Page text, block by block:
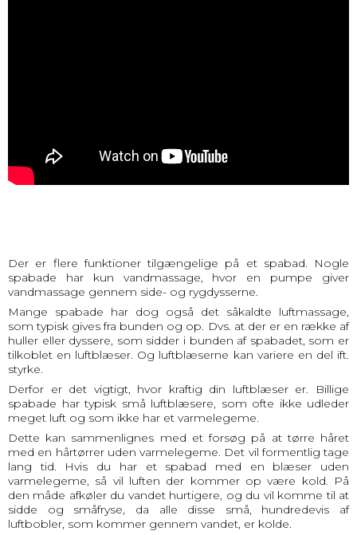
Der er flere funktioner tilgængelige på et spabad. Nogle
spabade har kun vandmassage, hvor en pumpe giver
vandmassage gennem side- og rygdysserne.
Mange spabade har dog også det såkaldte luftmassage,
som typisk gives fra bunden og op. Dvs. at der er en række af
huller eller dyssere, som sidder i bunden af spabadet, som er
tilkoblet en luftblæser. Og luftblæserne kan variere en del ift.
styrke.
Derfor er det vigtigt, hvor kraftig din luftblæser er. Billige
spabade har typisk små luftblæsere, som ofte ikke udleder
meget luft og som ikke har et varmelegeme.
Dette kan sammenlignes med et forsøg på at tørre håret
med en hårtørrer uden varmelegeme. Det vil formentlig tage
lang tid. Hvis du har et spabad med en blæser uden
varmelegeme, så vil luften der kommer op være kold. På
den måde afkøler du vandet hurtigere, og du vil komme til at
sidde og småfryse, da alle disse små, hundredevis af
luftbobler, som kommer gennem vandet, er kolde.